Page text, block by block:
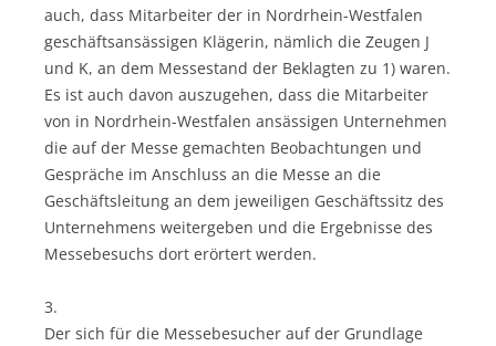
auch, dass Mitarbeiter der in Nordrhein-Westfalen
geschäftsansässigen Klägerin, nämlich die Zeugen J
und K, an dem Messestand der Beklagten zu 1) waren.
Es ist auch davon auszugehen, dass die Mitarbeiter
von in Nordrhein-Westfalen ansässigen Unternehmen
die auf der Messe gemachten Beobachtungen und
Gespräche im Anschluss an die Messe an die
Geschäftsleitung an dem jeweiligen Geschäftssitz des
Unternehmens weitergeben und die Ergebnisse des
Messebesuchs dort erörtert werden.
3.
Der sich für die Messebesucher auf der Grundlage